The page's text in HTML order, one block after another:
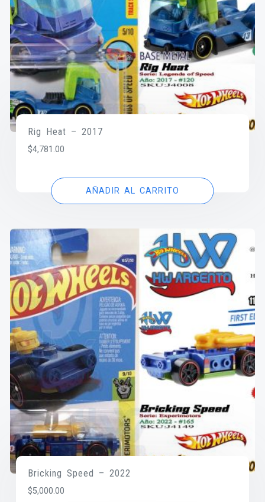
Rig Heat – 2017
$4,781.00
AÑADIR AL CARRITO
Bricking Speed – 2022
$5,000.00